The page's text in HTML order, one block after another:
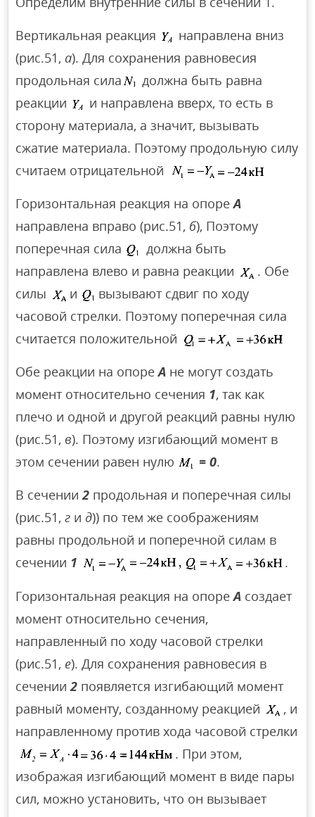
Вертикальная реакция
направлена вниз
(рис.51, а). Для сохранения равновесия
продольная сила
должна быть равна
реакции
и направлена вверх, то есть в
сторону материала, а значит, вызывать
сжатие материала. Поэтому продольную силу
считаем отрицательной
Горизонтальная реакция на опореА
направлена вправо (рис.51, б), Поэтому
поперечная сила
должна быть
направлена влево и равна реакции
. Обе
силы
и
вызывают сдвиг по ходу
часовой стрелки. Поэтому поперечная сила
считается положительной
Обе реакции на опореА не могут создать
момент относительно сечения 1, так как
плечо и одной и другой реакций равны нулю
(рис.51, в). Поэтому изгибающий момент в
этом сечении равен нулю
= 0.
В сечении2 продольная и поперечная силы
(рис.51,г и д)) по тем же соображениям
равны продольной и поперечной силам в
сечении 1
.
Горизонтальная реакция на опореА создает
момент относительно сечения,
направленный по ходу часовой стрелки
(рис.51, е). Для сохранения равновесия в
сечении2 появляется изгибающий момент
равный моменту, созданному реакцией
, и
направленному против хода часовой стрелки
. При этом,
изображая изгибающий момент в виде пары
сил, можно установить, что он вызывает